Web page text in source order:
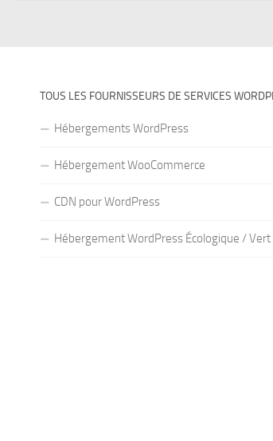
TOUS LES FOURNISSEURS DE SERVICES
Hébergements WordPress
Hébergement WooCommerce
CDN pour WordPress
Hébergement WordPress Écologique / Vert